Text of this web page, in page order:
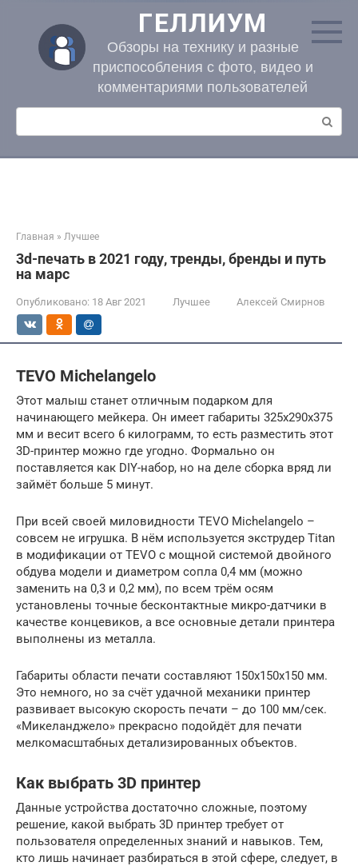
контенту
ГЕЛЛИУМ
Обзоры на технику и разные
приспособления с фото, видео и
комментариями пользователей
Поиск:
Главная » Лучшее
3d-печать в 2021 году, тренды, бренды и путь
на марс
Опубликовано: 18 Авг 2021 Лучшее Алексей Смирнов
TEVO Michelangelo
Этот малыш станет отличным подарком для
начинающего мейкера. Он имеет габариты 325х290х375
мм и весит всего 6 килограмм, то есть разместить этот
3D-принтер можно где угодно. Формально он
поставляется как DIY-набор, но на деле сборка вряд ли
займёт больше 5 минут.
При всей своей миловидности TEVO Michelangelo –
совсем не игрушка. В нём используется экструдер Titan
в модификации от TEVO с мощной системой двойного
обдува модели и диаметром сопла 0,4 мм (можно
заменить на 0,3 и 0,2 мм), по всем трём осям
установлены точные бесконтактные микро-датчики в
качестве концевиков, а все основные детали принтера
выполнены из металла.
Габариты области печати составляют 150х150х150 мм.
Это немного, но за счёт удачной механики принтер
развивает высокую скорость печати – до 100 мм/сек.
«Микеланджело» прекрасно подойдёт для печати
мелкомасштабных детализированных объектов.
Как выбрать 3D принтер
Данные устройства достаточно сложные, поэтому
решение, какой выбрать 3D принтер требует от
пользователя определенных знаний и навыков. Тем,
кто лишь начинает разбираться в этой сфере, следует, в